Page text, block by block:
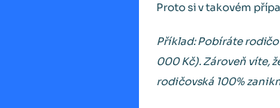
Proto si v takovém
Příklad: Pobíráte
000 Kč). Zároveň víte,
rodičovská 100%